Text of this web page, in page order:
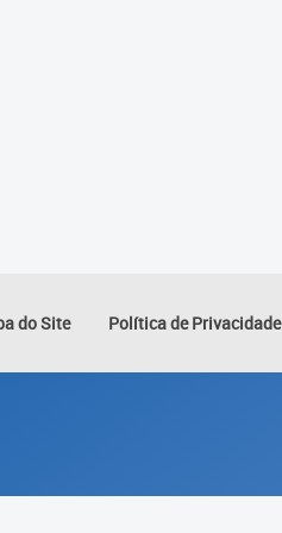
do Site Política de Privacidade